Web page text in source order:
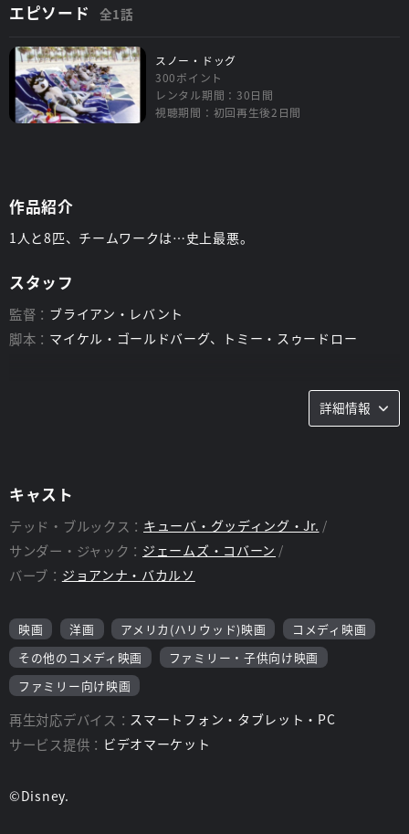
エピソード 全1話
スノー・ドッグ
300ポイント
レンタル期間：30日間
視聴期間：初回再生後2日間
作品紹介
1人と8匹、チームワークは…史上最悪。
スタッフ
監督： ブライアン・レバント
脚本： マイケル・ゴールドバーグ、トミー・スゥードロー
詳細情報
キャスト
テッド・ブルックス： キューバ・グッディング・Jr.
サンダー・ジャック： ジェームズ・コバーン
バーブ： ジョアンナ・バカルソ
映画 洋画 アメリカ(ハリウッド)映画
コメディ映画
その他のコメディ映画
ファミリー・子供向け映画
ファミリー向け映画
再生対応デバイス： スマートフォン・タブレット・PC
サービス提供： ビデオマーケット
©Disney.